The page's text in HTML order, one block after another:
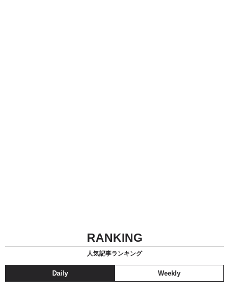
RANKING
人気記事ランキング
Daily Weekly